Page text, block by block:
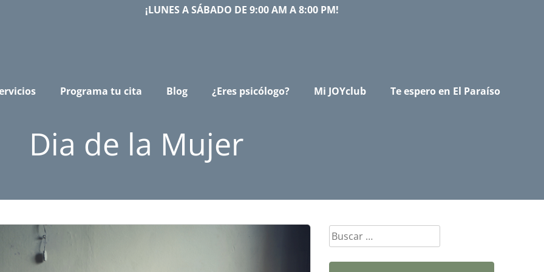
¡LUNES A SÁBADO DE 9:00 AM A 8:00 PM!
Programa tu cita Blog ¿Eres psicólogo? Mi JOYclub Te espero en El Paraíso
Dia de la Mujer
Buscar: